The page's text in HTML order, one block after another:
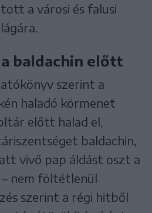
a városi és falusi
baldachin előtt
szerint a
haladó körmenet
előtt halad el,
baldachin,
vivő pap áldást oszt a
nem föltétlenül
szerint a régi hitből